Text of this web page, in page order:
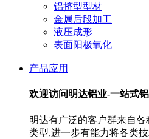
铝挤型型材
金属后段加工
液压成形
表面阳极氧化
产品应用
欢迎访问明达铝业-一站式
明达有广泛的客户群来自
类型,进一步有能力将各类